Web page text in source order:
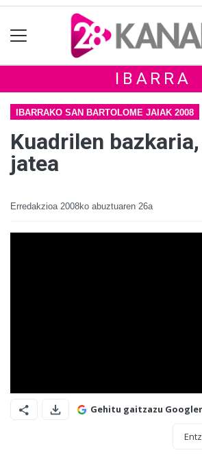
IBARRA
IBARRAKO SAN BARTOLOME JAIAK 2008
Kuadrilen
jatea
Erredakzioa 2008ko abuztuaren 26a
Gehitu gaitzazu